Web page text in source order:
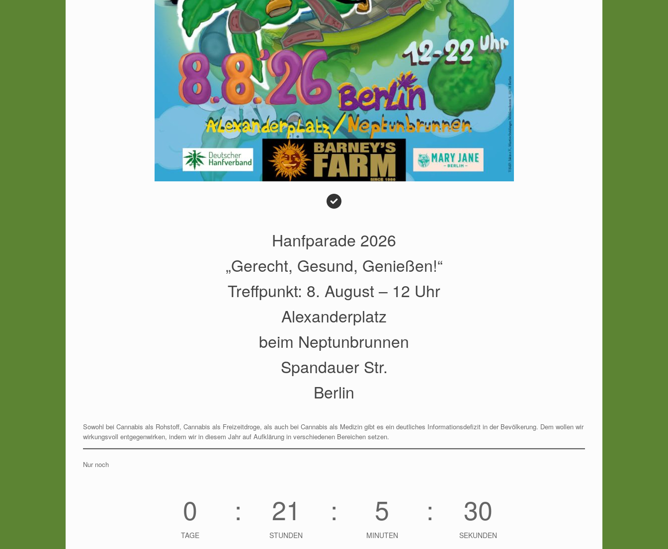
Hanfparade 2026
„Gerecht, Gesund, Genießen!“
Treffpunkt: 8. August – 12 Uhr
Alexanderplatz
beim Neptunbrunnen
Spandauer Str.
Berlin
Sowohl bei Cannabis als Rohstoff, Cannabis als Freizeitdroge, als auch bei Cannabis als Medizin gibt es ein deutliches Informationsdefizit in der Bevölkerung. Dem wollen wir
wirkungsvoll entgegenwirken, indem wir in diesem Jahr auf Aufklärung in verschiedenen Bereichen setzen.
Nur noch
0
TAGE
21
STUNDEN
5
MINUTEN
29
SEKUNDEN